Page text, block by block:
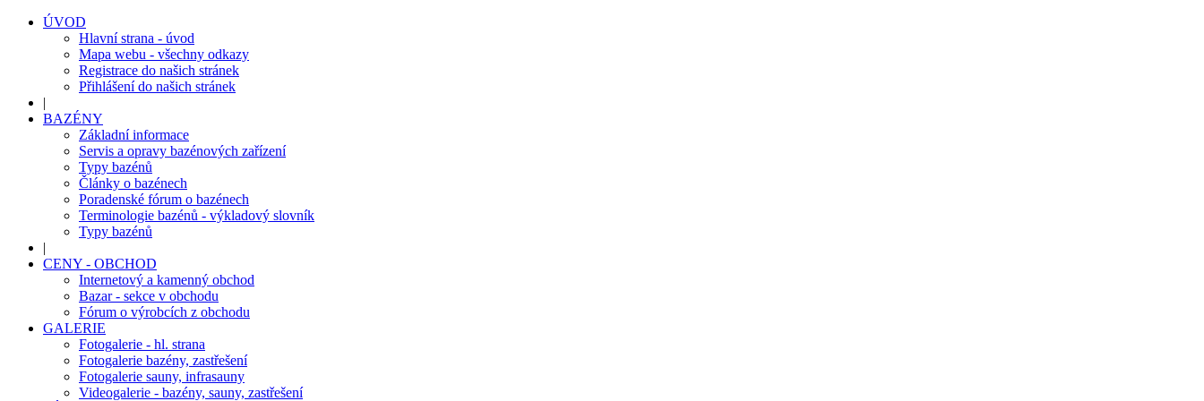
ÚVOD
Hlavní strana - úvod
Mapa webu - všechny odkazy
Registrace do našich stránek
Přihlášení do našich stránek
|
BAZÉNY
Základní informace
Servis a opravy bazénových zařízení
Typy bazénů
Články o bazénech
Poradenské fórum o bazénech
Terminologie bazénů - výkladový slovník
Typy bazénů
|
CENY - OBCHOD
Internetový a kamenný obchod
Bazar - sekce v obchodu
Fórum o výrobcích z obchodu
GALERIE
Fotogalerie - hl. strana
Fotogalerie bazény, zastřešení
Fotogalerie sauny, infrasauny
Videogalerie - bazény, sauny, zastřešení